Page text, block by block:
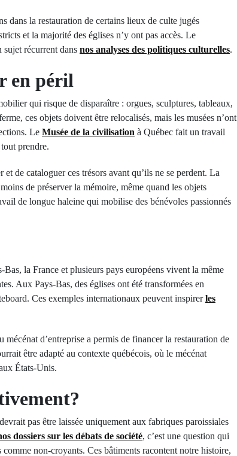
dans la restauration de certains lieux de culte jugés
et la majorité des églises n’y ont pas accès. Le
récurrent dans nos analyses des politiques culturelles.
en péril
qui risque de disparaître : orgues, sculptures, tableaux,
ces objets doivent être relocalisés, mais les musées n’ont
Le Musée de la civilisation à Québec fait un travail
prendre.
de cataloguer ces trésors avant qu’ils ne se perdent. La
de préserver la mémoire, même quand les objets
de longue haleine qui mobilise des bénévoles passionnés
la France et plusieurs pays européens vivent la même
Aux Pays-Bas, des églises ont été transformées en
Ces exemples internationaux peuvent inspirerles
d’entreprise a permis de financer la restauration de
être adapté au contexte québécois, où le mécénat
États-Unis.
pas être laissée uniquement aux fabriques paroissiales
dossiers sur les débats de société, c’est une question qui
non-croyants. Ces bâtiments racontent notre histoire,